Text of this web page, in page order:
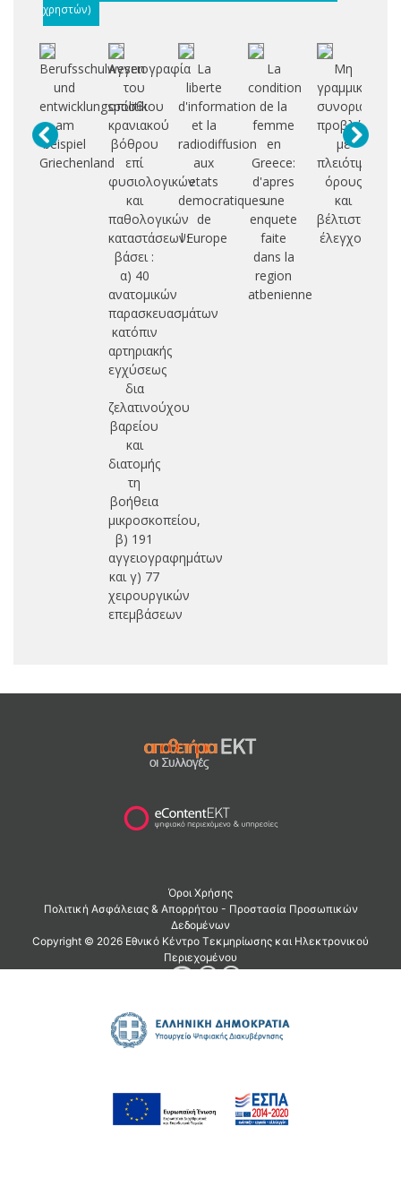
χρηστών)
Berufsschulwesen
und
entwicklungspolitik
am
beispiel
Griechenland
Αγγειογραφία
του
οπίσθιου
κρανιακού
βόθρου
επί
φυσιολογικών
και
παθολογικών
καταστάσεων:
βάσει :
α) 40
ανατομικών
παρασκευασμάτων
κατόπιν
αρτηριακής
εγχύσεως
δια
ζελατινούχου
βαρείου
και
διατομής
τη
βοήθεια
μικροσκοπείου,
β) 191
αγγειογραφημάτων
και γ) 77
χειρουργικών
επεμβάσεων
La
liberte
d'information
et la
radiodiffusion
aux
etats
democratiques
de
l'Europe
La
condition
de la
femme
en
Greece:
d'apres
une
enquete
faite
dans la
region
atbenienne
Μη
γραμμικά
συνοριακά
προβλήματα
με
πλειότιμους
όρους
και
βέλτιστος
έλεγχος